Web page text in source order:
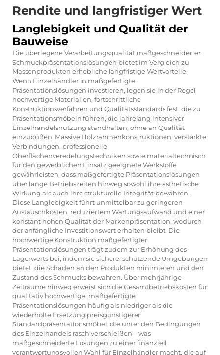
Rendite und langfristiger Wert
Langlebigkeit und Qualität der
Bauweise
Die überlegene Verarbeitungsqualität maßgeschneiderter
Schmuckpräsentationslösungen bietet im Vergleich zu
Massenprodukten erhebliche langfristige Wertvorteile.
Wenn Einzelhändler in maßgefertigte
Präsentationslösungen investieren, legen sie in der Regel
hochwertige Materialien, fortschrittliche
Konstruktionsverfahren und Qualitätsstandards fest, die zu
Präsentationsmöbeln führen, die jahrelang intensiver
Einzelhandelsnutzung standhalten, ohne an Qualität
einzubüßen. Massive Holzrahmenkonstruktionen, verstärkte
Verbindungen, professionelle
Oberflächenveredelungstechniken sowie materialtechnisch
für den gewerblichen Einsatz geeignete Werkstoffe
gewährleisten, dass maßgefertigte Präsentationslösungen
über lange Betriebszeiten hinweg sowohl ihre ästhetische
Wirkung als auch ihre strukturelle Integrität bewahren.
Diese Langlebigkeit führt unmittelbar zu geringeren
Austauschkosten, reduziertem Wartungsaufwand und einer
konstant hohen Qualität der Markenpräsentation, wodurch
der anfängliche Investitionswert erhalten bleibt. Die
hochwertige Konstruktion maßgefertigter
Präsentationslösungen trägt zudem zur Erhöhung des
Lagerwerts bei, indem sie sichere, schützende Umgebungen
bietet, die Schäden an den Produkten minimieren und den
Zustand des Schmucks bewahren. Über mehrjährige
Zeiträume hinweg erweist sich die Gesamtbetriebskosten für
qualitativ hochwertige, maßgefertigte
Präsentationslösungen häufig als niedriger als die
wiederholte Ersetzung preisgünstigerer
Standardpräsentationsmöbel, die unter den Bedingungen
des Einzelhandels rasch verschleißen – was
maßgeschneiderte Lösungen zu einer finanziell
verantwortungsvollen Wahl für Einzelhändler macht, die auf